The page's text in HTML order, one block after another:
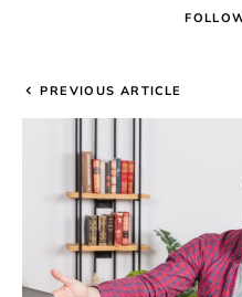
PREVIOUS ARTICLE